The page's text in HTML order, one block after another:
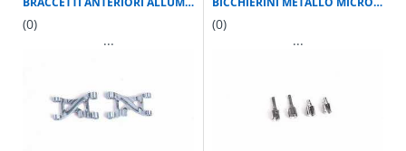
(0)
...
(0)
...